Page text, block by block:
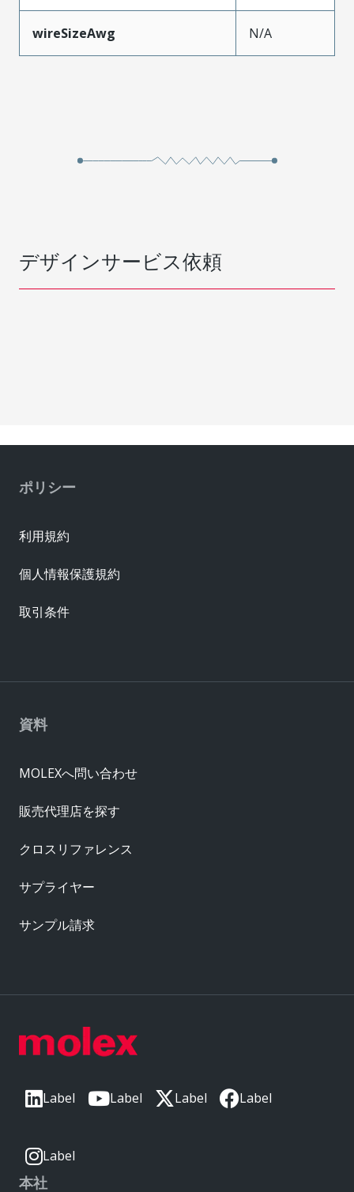
wireSizeAwg N/A
デザインサービス依頼
Label Label Label Label
Label
本社
資料
MOLEXへ問い合わせ
販売代理店を探す
クロスリファレンス
サプライヤー
サンプル請求
ポリシー
利用規約
個人情報保護規約
取引条件